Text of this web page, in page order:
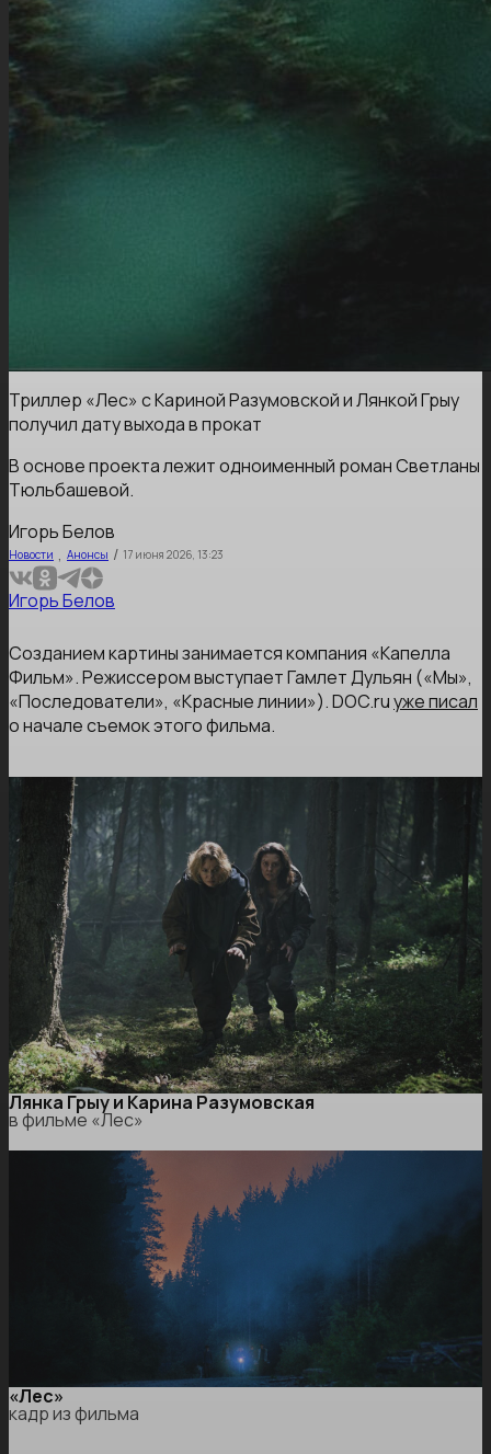
Триллер «Лес» с Кариной Разумовской и Лянкой Грыу
получил дату выхода в прокат
В основе проекта лежит одноименный роман Светланы
Тюльбашевой.
Игорь Белов
Новости , Анонсы / 17 июня 2026, 13:23
Игорь Белов
Созданием картины занимается компания «Капелла
Фильм». Режиссером выступает Гамлет Дульян («Мы»,
«Последователи», «Красные линии»). DOC.ruуже писал
о начале съемок этого фильма.
Лянка Грыу и Карина Разумовская
в фильме «Лес»
«Лес»
кадр из фильма